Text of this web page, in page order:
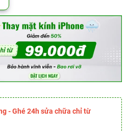
- Ghé 24h sửa chữa chỉ từ